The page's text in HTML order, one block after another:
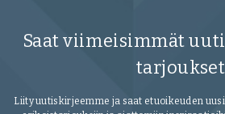
Saat viimeisimmät
tarjoukset
Liity uutiskirjeemme ja saat etuoikeuden